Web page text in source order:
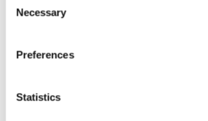
Selection
Necessary
Preferences
Statistics